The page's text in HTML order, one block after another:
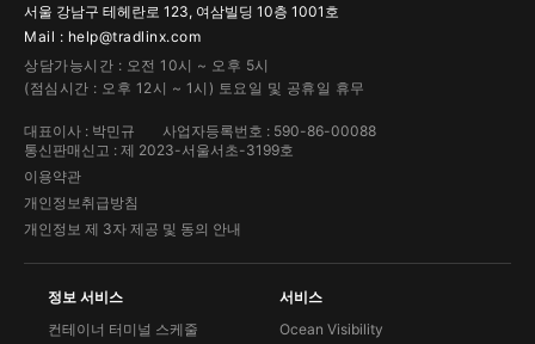
서울 강남구 테헤란로 123, 여삼빌딩 10층 1001호
Mail : help@tradlinx.com
상담가능시간 : 오전 10시 ~ 오후 5시
(점심시간 : 오후 12시 ~ 1시) 토요일 및 공휴일 휴무
대표이사 : 박민규
사업자등록번호 : 590-86-00088
통신판매신고 : 제 2023-서울서초-3199호
이용약관
개인정보취급방침
개인정보 제 3자 제공 및 동의 안내
정보 서비스
컨테이너 터미널 스케줄
서비스
Ocean Visibility